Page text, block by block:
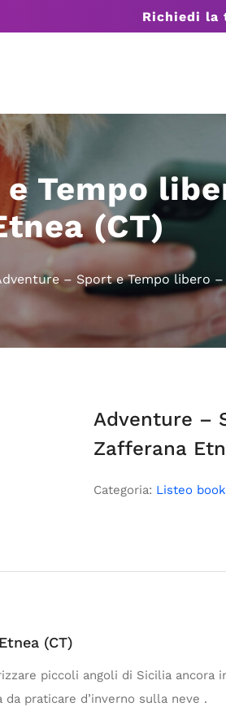
Richiedi la
Tempo
(CT)
– Sport e Tempo libero –
Adventure –
Zafferana
Categoria: Listeo
(CT)
piccoli angoli di Sicilia
praticare d’inverno sulla neve .